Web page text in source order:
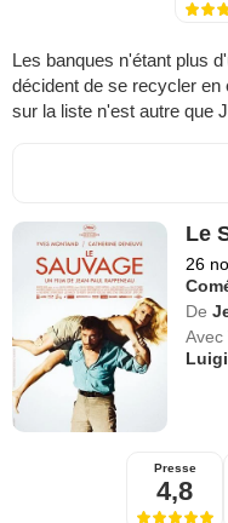
Les banques n'étant plus
décident de se recycler en
sur la liste n'est autre que
Le
26
De
Avec
Presse
4,8